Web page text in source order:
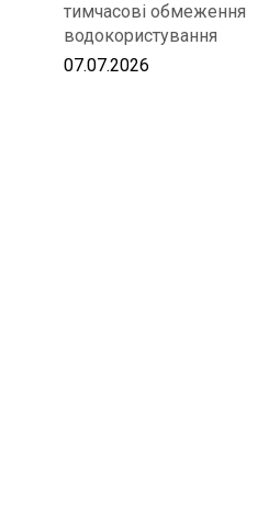
тимчасові обмеження
водокористування
07.07.2026